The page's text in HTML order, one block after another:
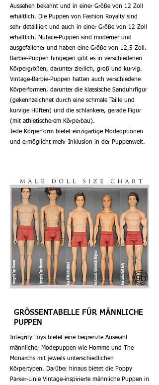
Aussehen bekannt und in einer Größe von 12 Zoll
erhältlich. Die Puppen von Fashion Royalty sind
sehr detailliert und auch in einer Größe von 12 Zoll
erhältlich. Nuface-Puppen sind moderner und
ausgefallener und haben eine Größe von 12,5 Zoll.
Barbie-Puppen hingegen gibt es in verschiedenen
Körpergrößen, darunter zierlich, groß und kurvig.
Vintage-Barbie-Puppen hatten auch verschiedene
Körperformen, darunter die klassische Sanduhrfigur
(gekennzeichnet durch eine schmale Taille und
kurvige Hüften) und die schlankere, gerade Figur
(mit athletischerem Körperbau).
Jede Körperform bietet einzigartige Modeoptionen
und ermöglicht mehr Inklusion in der Puppenwelt.
GRÖSSENTABELLE FÜR MÄNNLICHE
PUPPEN
Integrity Toys bietet eine begrenzte Auswahl
männlicher Modepuppen wie Homme und The
Monarchs mit jeweils unterschiedlichen
Körpertypen. Darüber hinaus bietet die Poppy
Parker-Linie Vintage-inspirierte männliche Puppen in